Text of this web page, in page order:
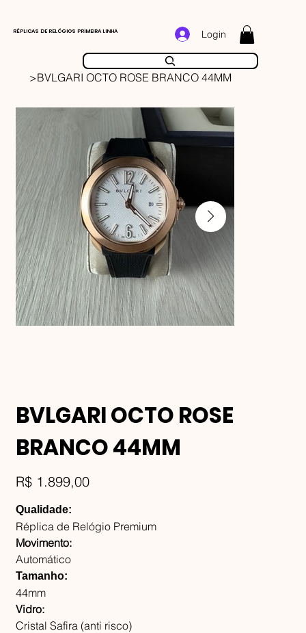
RÉPLICAS DE RELÓGIOS PRIMEIRA LINHA Login
>BVLGARI OCTO ROSE BRANCO 44MM
BVLGARI OCTO ROSE
BRANCO 44MM
Preço
R$ 1.899,00
Qualidade:
Réplica de Relógio Premium
Movimento:
Automático
Tamanho:
44mm
Vidro:
Cristal Safira (anti risco)